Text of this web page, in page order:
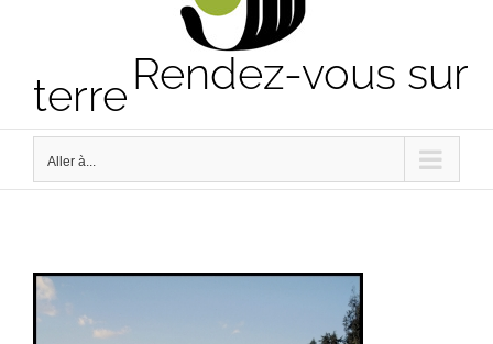
Rendez-vous sur
terre
Aller à...